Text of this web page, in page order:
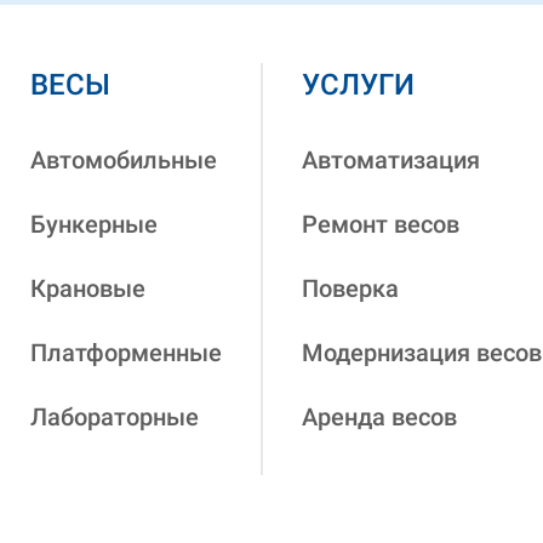
ВЕСЫ
Автомобильные
Бункерные
Крановые
Платформенные
Лабораторные
УСЛУГИ
Автоматизация
Ремонт весов
Поверка
Модернизация весов
Аренда весов